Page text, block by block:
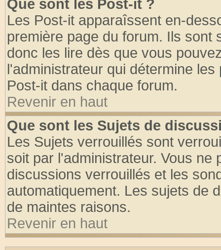
Que sont les Post-it ?
Les Post-it apparaîssent en-
première page du forum. Ils
donc les lire dès que vous
l'administrateur qui détermine
Post-it dans chaque forum.
Revenir en haut
Que sont les Sujets de
Les Sujets verrouillés sont
soit par l'administrateur. Vous
discussions verrouillés et les
automatiquement. Les sujets de
de maintes raisons.
Revenir en haut